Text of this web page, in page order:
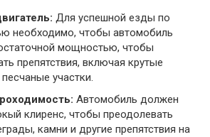
Для успешной езды по
необходимо, чтобы автомобиль
мощностью, чтобы
препятствия, включая крутые
участки.
Автомобиль должен
клиренс, чтобы преодолевать
камни и другие препятствия на